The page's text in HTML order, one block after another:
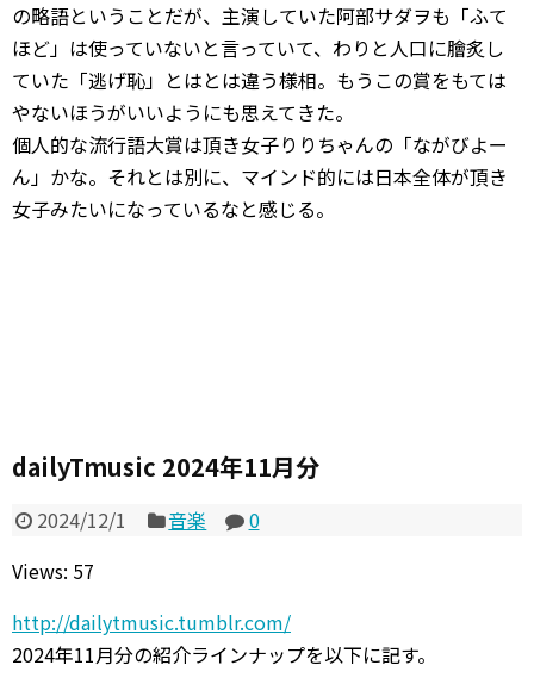
の略語ということだが、主演していた阿部サダヲも「ふて
ほど」は使っていないと言っていて、わりと人口に膾炙し
ていた「逃げ恥」とはとは違う様相。もうこの賞をもては
やないほうがいいようにも思えてきた。
個人的な流行語大賞は頂き女子りりちゃんの「ながびよー
ん」かな。それとは別に、マインド的には日本全体が頂き
女子みたいになっているなと感じる。
dailyTmusic 2024年11月分
2024/12/1 音楽
0
Views: 57
http://dailytmusic.tumblr.com/
2024年11月分の紹介ラインナップを以下に記す。